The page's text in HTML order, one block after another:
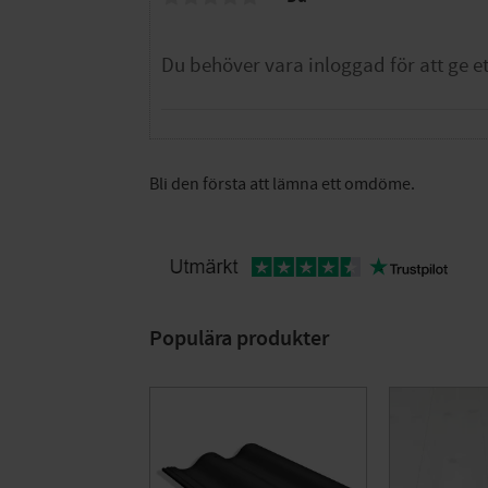
Bli den första att lämna ett omdöme.
Populära produkter